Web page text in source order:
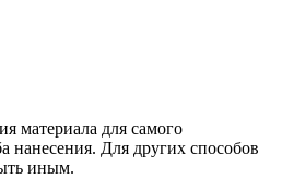
материала для самого
нанесения. Для других способов
иным.